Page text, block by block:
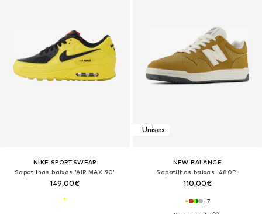
NIKE SPORTSWEAR
Sapatilhas baixas 'AIR MAX 90'
149,00€
Unisex
NEW BALANCE
Sapatilhas baixas '480P'
110,00€
+7